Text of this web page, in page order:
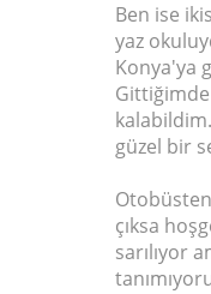
Ben ise
yaz
Konya'ya
güzel bir
çıksa
sarılıyor